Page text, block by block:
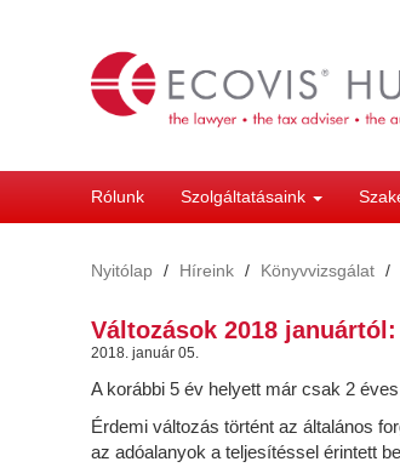
Rólunk Szolgáltatásaink
Nyitólap
Híreink Könyvvizsgálat
Változások 2018
2018. január 05.
A korábbi 5 év helyett már csak 2
Érdemi változás történt az általános
az adóalanyok a teljesítéssel érintett